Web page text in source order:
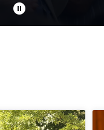
pause_circle_filled